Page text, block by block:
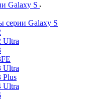
Galaxy S
серии Galaxy S
Ultra
Ultra
Plus
Ultra